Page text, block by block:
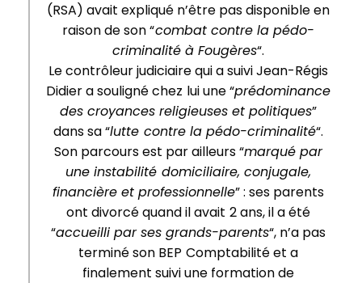
(RSA) avait expliqué n’être pas disponible en
raison de son “combat contre la pédo-
criminalité à Fougères“.
Le contrôleur judiciaire qui a suivi Jean-Régis
Didier a souligné chez lui une “prédominance
des croyances religieuses et politiques”
dans sa “lutte contre la pédo-criminalité“.
Son parcours est par ailleurs “marqué par
une instabilité domiciliaire, conjugale,
financière et professionnelle” : ses parents
ont divorcé quand il avait 2 ans, il a été
“accueilli par ses grands-parents“, n’a pas
terminé son BEP Comptabilité et a
finalement suivi une formation de